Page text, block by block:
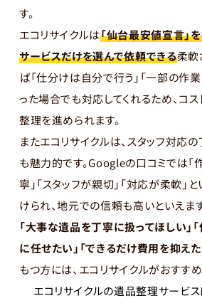
す。
エコリサイクルは「仙台最安値宣言」
サービスだけを選んで依頼できる柔軟
ば「仕分けは自分で行う」「一部の作
った場合でも対応してくれるため、コ
整理を進められます。
またエコリサイクルは、スタッフ対応
も魅力的です。Googleの口コミでは
寧」「スタッフが親切」「対応が柔軟」
けられ、地元での信頼も高いといえます
「大事な遺品を丁寧に扱ってほしい」
に任せたい」「できるだけ費用を抑えた
もつ方には、エコリサイクルがおすすめ
エコリサイクルの遺品整理サービス